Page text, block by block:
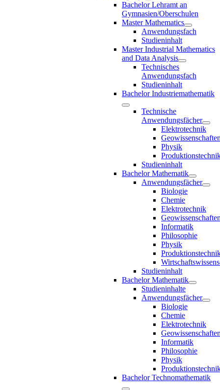
Bachelor Lehramt an
Gymnasien/Oberschulen
Master Mathematics
Anwendungsfach
Studieninhalt
Master Industrial Mathematics
and Data Analysis
Technisches
Anwendungsfach
Studieninhalt
Bachelor Industriemathematik
Technische
Anwendungsfächer
Elektrotechnik
Physik
Studieninhalt
Bachelor Mathematik
Anwendungsfächer
Biologie
Chemie
Elektrotechnik
Informatik
Philosophie
Physik
Studieninhalt
Bachelor Mathematik
Studieninhalte
Anwendungsfächer
Biologie
Chemie
Elektrotechnik
Informatik
Philosophie
Physik
Bachelor Technomathematik